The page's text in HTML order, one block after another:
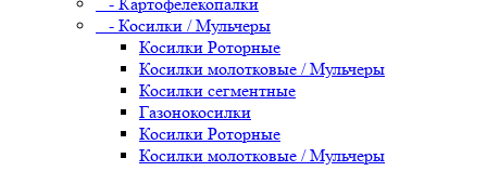
- Косилки / Мульчеры
Косилки Роторные
Косилки молотковые / Мульчеры
Косилки сегментные
Газонокосилки
Косилки Роторные
Косилки молотковые / Мульчеры